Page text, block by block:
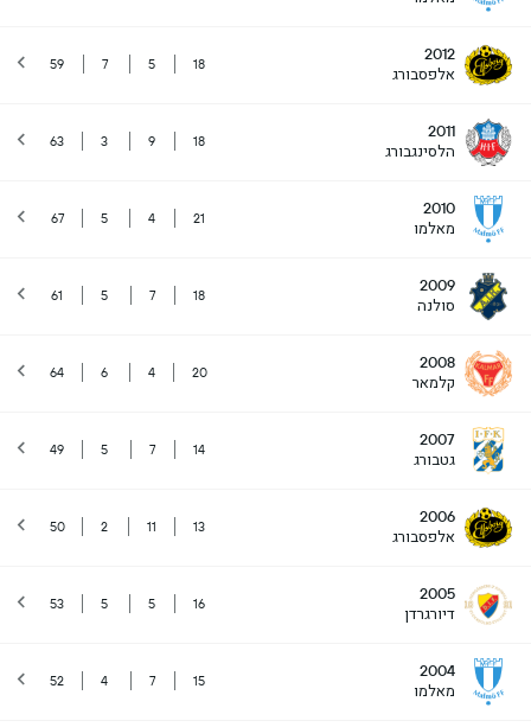
2012
אלפסבורג
18
5
7
59
2011
הלסינגבורג
18
9
3
63
2010
מאלמו
21
4
5
67
2009
סולנה
18
7
5
61
2008
קלמאר
20
4
6
64
2007
גטבורג
14
7
5
49
2006
אלפסבורג
13
11
2
50
2005
דיורגרדן
16
5
5
53
2004
מאלמו
15
7
4
52